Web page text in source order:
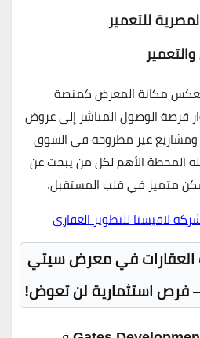
للتعمير
مكانة المعرض كمنصة
فرصة الوصول المباشر إلى عروض
غير مطروحة في السوق
المحطة الأهم لكل من يبحث عن
متميز في قلب المستقبل.
لافيستا للتطوير العقاري
في معرض سيتي